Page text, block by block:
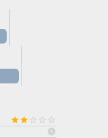
   
